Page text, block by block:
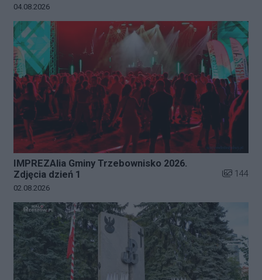
Data dodania galerii:
04.08.2026
IMPREZAlia Gminy Trzebownisko 2026.
Zdjęcia dzień 1
Liczba
144
Data dodania galerii:
02.08.2026